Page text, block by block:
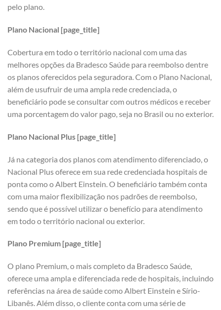
pelo plano.
Plano Nacional [page_title]
Cobertura em todo o território nacional com uma das
melhores opções da Bradesco Saúde para reembolso dentre
os planos oferecidos pela seguradora. Com o Plano Nacional,
além de usufruir de uma ampla rede credenciada, o
beneficiário pode se consultar com outros médicos e receber
uma porcentagem do valor pago, seja no Brasil ou no exterior.
Plano Nacional Plus [page_title]
Já na categoria dos planos com atendimento diferenciado, o
Nacional Plus oferece em sua rede credenciada hospitais de
ponta como o Albert Einstein. O beneficiário também conta
com uma maior flexibilização nos padrões de reembolso,
sendo que é possível utilizar o benefício para atendimento
em todo o território nacional ou exterior.
Plano Premium [page_title]
O plano Premium, o mais completo da Bradesco Saúde,
oferece uma ampla e diferenciada rede de hospitais, incluindo
referências na área de saúde como Albert Einstein e Sírio-
Libanês. Além disso, o cliente conta com uma série de